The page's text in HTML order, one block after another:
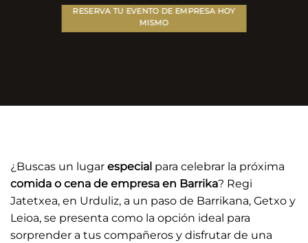
RESERVA TU EVENTO DE EMPRESA HOY
MISMO
¿Buscas un lugar especial para celebrar la próxima
comida o cena de empresa en Barrika? Regi
Jatetxea, en Urduliz, a un paso de Barrikana, Getxo y
Leioa, se presenta como la opción ideal para
sorprender a tus compañeros y disfrutar de una